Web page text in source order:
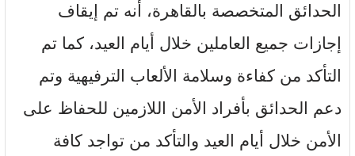
الحدائق المتخصصة بالقاهرة، أنه تم إيقاف
إجازات جميع العاملين خلال أيام العيد، كما تم
التأكد من كفاءة وسلامة الألعاب الترفيهية وتم
دعم الحدائق بأفراد الأمن اللازمين للحفاظ على
الأمن خلال أيام العيد والتأكد من تواجد كافة